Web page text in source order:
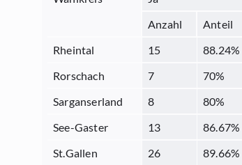
Anzahl
Anteil
Rheintal
15 88.24%
Rorschach
7 70%
Sarganserland
8 80%
See-Gaster
13 86.67%
St.Gallen
26 89.66%